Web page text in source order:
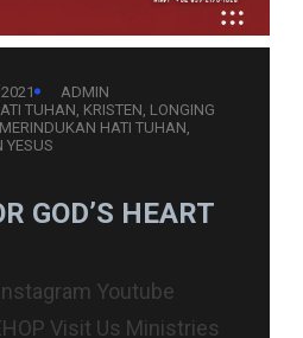
ADMIN
TUHAN KRISTEN LONGING
MERINDUKAN HATI TUHAN
YESUS
GOD’S HEART
Youtube
Visit Us Ministries